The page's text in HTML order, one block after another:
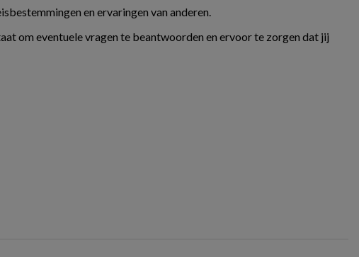
en ervaringen van anderen.
om eventuele vragen te beantwoorden en ervoor te zorgen dat jij